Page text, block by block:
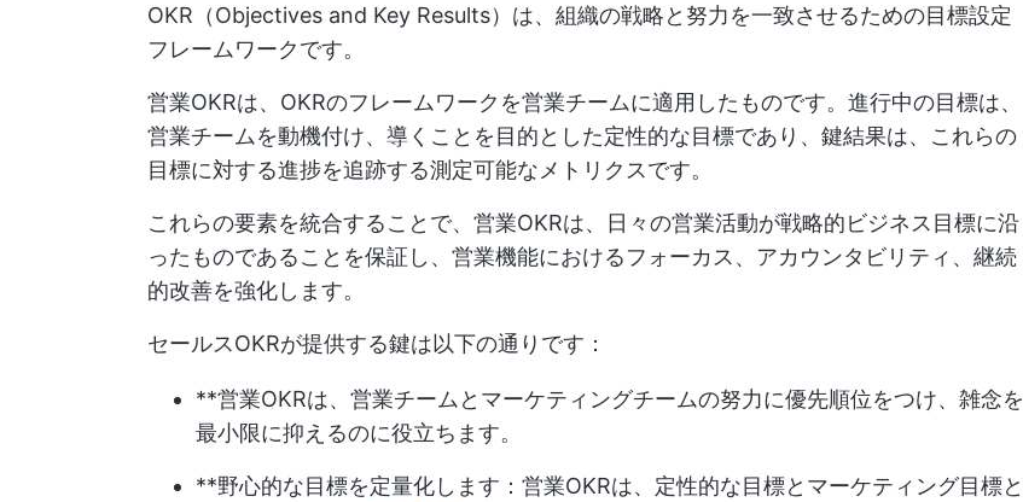
OKR（Objectives and Key Results）は、組織の戦略と努力を一致させるための目標設定
フレームワークです。
営業OKRは、OKRのフレームワークを営業チームに適用したものです。進行中の目標は、
営業チームを動機付け、導くことを目的とした定性的な目標であり、鍵結果は、これらの
目標に対する進捗を追跡する測定可能なメトリクスです。
これらの要素を統合することで、営業OKRは、日々の営業活動が戦略的ビジネス目標に沿
ったものであることを保証し、営業機能におけるフォーカス、アカウンタビリティ、継続
的改善を強化します。
セールスOKRが提供する鍵は以下の通りです：
**営業OKRは、営業チームとマーケティングチームの努力に優先順位をつけ、雑念を
最小限に抑えるのに役立ちます。
**野心的な目標を定量化します：営業OKRは、定性的な目標とマーケティング目標と